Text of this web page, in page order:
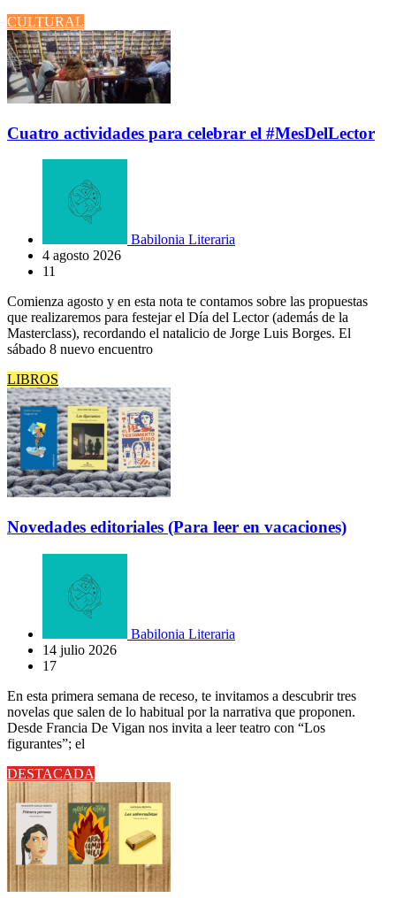
CULTURAL
Cuatro actividades para celebrar el #MesDelLector
Babilonia Literaria
4 agosto 2026
11
Comienza agosto y en esta nota te contamos sobre las propuestas
que realizaremos para festejar el Día del Lector (además de la
Masterclass), recordando el natalicio de Jorge Luis Borges. El
sábado 8 nuevo encuentro
LIBROS
Novedades editoriales (Para leer en vacaciones)
Babilonia Literaria
14 julio 2026
17
En esta primera semana de receso, te invitamos a descubrir tres
novelas que salen de lo habitual por la narrativa que proponen.
Desde Francia De Vigan nos invita a leer teatro con “Los
figurantes”; el
DESTACADA